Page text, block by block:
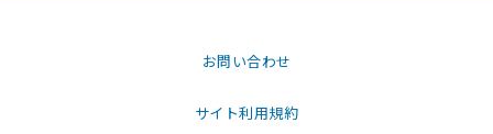
お問い合わせ
サイト利用規約